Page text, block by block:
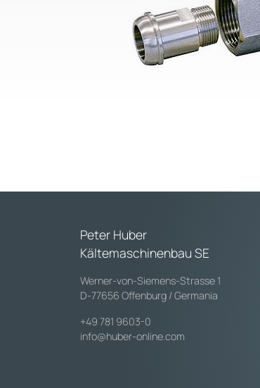
Peter Huber
Kältemaschinenbau SE
Werner-von-Siemens-Strasse 1
D-77656 Offenburg / Germania
+49 781 9603-0
info@huber-online.com